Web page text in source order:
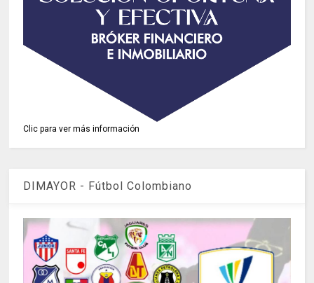
Clic para ver más información
DIMAYOR - Fútbol Colombiano